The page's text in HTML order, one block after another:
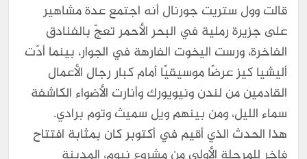
قالت وول ستريت جورنال أنه اجتمع عدة مشاهير
على جزيرة رملية في البحر الأحمر تعجّ بالفنادق
الفاخرة، ورست اليخوت الفارهة في الجوار، بينما أدّت
أليشيا كيز عرضًا موسيقيًا أمام كبار رجال الأعمال
القادمين من لندن ونيويورك وأنارت الأضواء الكاشفة
سماء الليل، ومن بينهم ويل سميث وتوم برادي.
هذا الحدث الذي أقيم في أكتوبر كان بمثابة افتتاح